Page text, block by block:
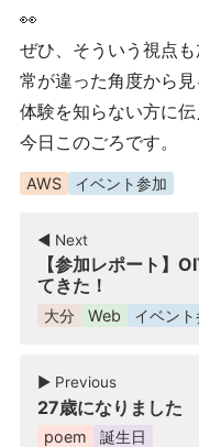
👀
ぜひ、そういう視点
常が違った角度から
体験を知らない方に
今日このごろです。
AWS イベント参加
◀︎ Next
【参加レポート】
てきた！
大分 Web イベント
▶︎ Previous
27歳になりました
poem 誕生日